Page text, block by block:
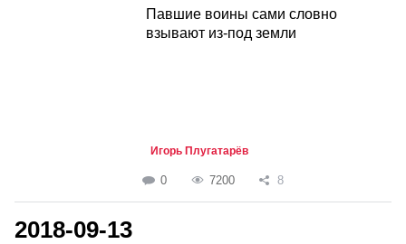
Павшие воины сами словно
взывают из-под земли
Игорь Плугатарёв
0 7200 8
2018-09-13